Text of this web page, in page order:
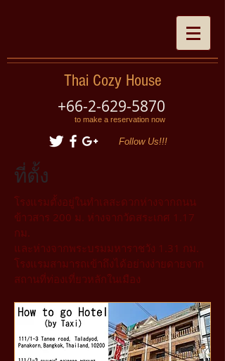
Thai Cozy House
+66-2-629-5870
to make a reservation now
Follow Us!!!
ที่ตั้ง
โรงแรมตั้งอยู่ในทำเลสะดวกห่างจากถนน
ข้าวสาร 200 ม. ห่างจากวัดสระเกศ 1.17
กม.
และห่างจากพระบรมมหาราชวัง 1.31 กม.
โรงแรมสามารถเข้าถึงได้อย่างง่ายดายจาก
สถานที่ท่องเที่ยวหลักในเมือง